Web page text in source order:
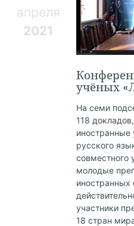
апреля
2021
учёных
На семи
118
иностранные
русского
совместного
молодые
иностранных
участники
18 стран